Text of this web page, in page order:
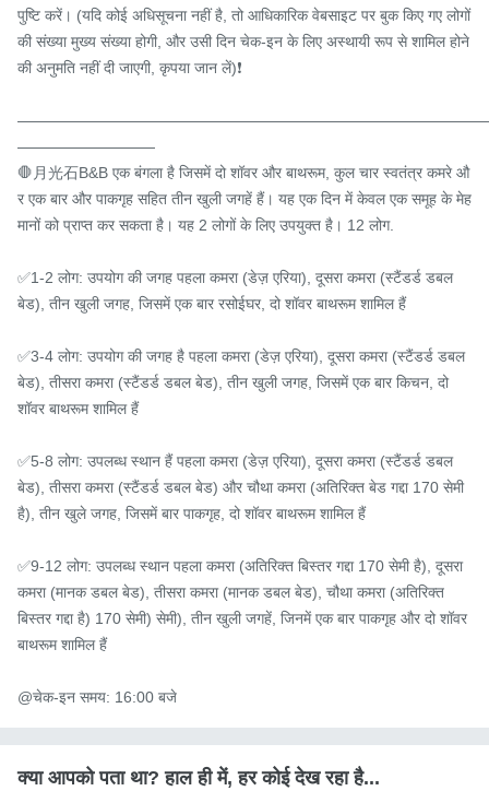
पुष्टि करें। (यदि कोई अधिसूचना नहीं है, तो आधिकारिक वेबसाइट पर बुक किए गए लोगों
की संख्या मुख्य संख्या होगी, और उसी दिन चेक-इन के लिए अस्थायी रूप से शामिल होने
की अनुमति नहीं दी जाएगी, कृपया जान लें)❗️
—————————
🛑月光石B&B एक बंगला है जिसमें दो शॉवर और बाथरूम, कुल चार स्वतंत्र कमरे औ
र एक बार और पाकगृह सहित तीन खुली जगहें हैं। यह एक दिन में केवल एक समूह के मेह
मानों को प्राप्त कर सकता है। यह 2 लोगों के लिए उपयुक्त है। 12 लोग.
✅1-2 लोग: उपयोग की जगह पहला कमरा (डेज़ एरिया), दूसरा कमरा (स्टैंडर्ड डबल
बेड), तीन खुली जगह, जिसमें एक बार रसोईघर, दो शॉवर बाथरूम शामिल हैं
✅3-4 लोग: उपयोग की जगह है पहला कमरा (डेज़ एरिया), दूसरा कमरा (स्टैंडर्ड डबल
बेड), तीसरा कमरा (स्टैंडर्ड डबल बेड), तीन खुली जगह, जिसमें एक बार किचन, दो
शॉवर बाथरूम शामिल हैं
✅5-8 लोग: उपलब्ध स्थान हैं पहला कमरा (डेज़ एरिया), दूसरा कमरा (स्टैंडर्ड डबल
बेड), तीसरा कमरा (स्टैंडर्ड डबल बेड) और चौथा कमरा (अतिरिक्त बेड गद्दा 170 सेमी
है), तीन खुले जगह, जिसमें बार पाकगृह, दो शॉवर बाथरूम शामिल हैं
✅9-12 लोग: उपलब्ध स्थान पहला कमरा (अतिरिक्त बिस्तर गद्दा 170 सेमी है), दूसरा
कमरा (मानक डबल बेड), तीसरा कमरा (मानक डबल बेड), चौथा कमरा (अतिरिक्त
बिस्तर गद्दा है) 170 सेमी) सेमी), तीन खुली जगहें, जिनमें एक बार पाकगृह और दो शॉवर
बाथरूम शामिल हैं
@चेक-इन समय: 16:00 बजे
क्या आपको पता था? हाल ही में, हर कोई देख रहा है...